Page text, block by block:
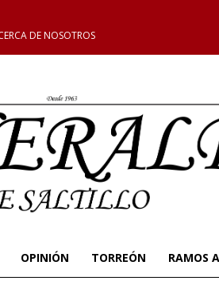
DE NOSOTROS
OPINIÓN TORREÓN RAMOS